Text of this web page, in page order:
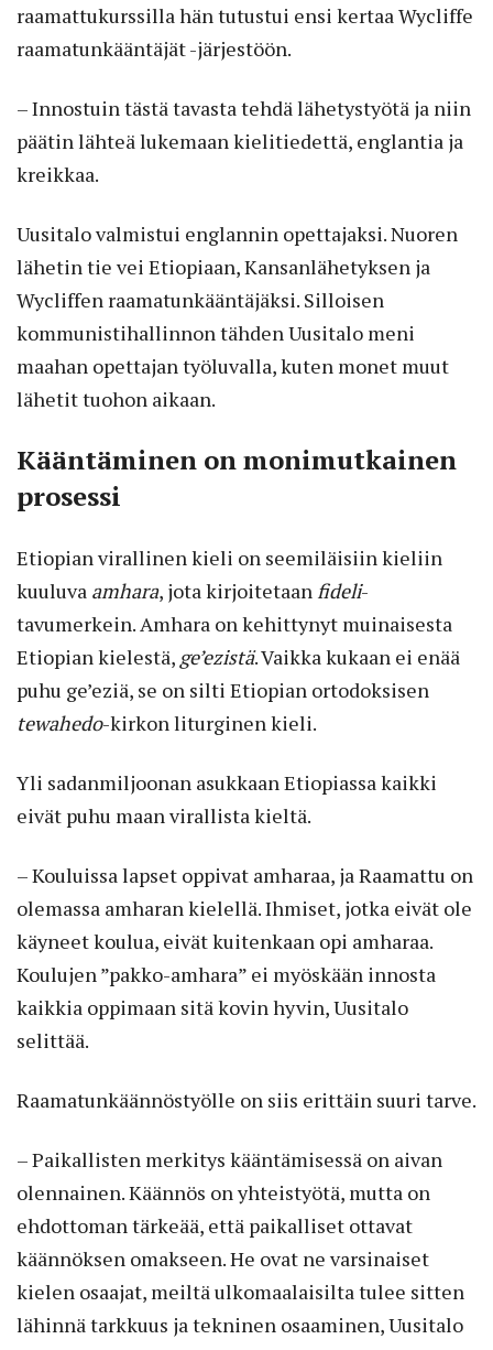
raamattukurssilla hän tutustui ensi kertaa Wycliffe
raamatunkääntäjät -järjestöön.
– Innostuin tästä tavasta tehdä lähetystyötä ja niin
päätin lähteä lukemaan kielitiedettä, englantia ja
kreikkaa.
Uusitalo valmistui englannin opettajaksi. Nuoren
lähetin tie vei Etiopiaan, Kansanlähetyksen ja
Wycliffen raamatunkääntäjäksi. Silloisen
kommunistihallinnon tähden Uusitalo meni
maahan opettajan työluvalla, kuten monet muut
lähetit tuohon aikaan.
Kääntäminen on monimutkainen
prosessi
Etiopian virallinen kieli on seemiläisiin kieliin
kuuluva amhara, jota kirjoitetaan fideli-
tavumerkein. Amhara on kehittynyt muinaisesta
Etiopian kielestä, ge’ezistä. Vaikka kukaan ei enää
puhu ge’eziä, se on silti Etiopian ortodoksisen
tewahedo-kirkon liturginen kieli.
Yli sadanmiljoonan asukkaan Etiopiassa kaikki
eivät puhu maan virallista kieltä.
– Kouluissa lapset oppivat amharaa, ja Raamattu on
olemassa amharan kielellä. Ihmiset, jotka eivät ole
käyneet koulua, eivät kuitenkaan opi amharaa.
Koulujen ”pakko-amhara” ei myöskään innosta
kaikkia oppimaan sitä kovin hyvin, Uusitalo
selittää.
Raamatunkäännöstyölle on siis erittäin suuri tarve.
– Paikallisten merkitys kääntämisessä on aivan
olennainen. Käännös on yhteistyötä, mutta on
ehdottoman tärkeää, että paikalliset ottavat
käännöksen omakseen. He ovat ne varsinaiset
kielen osaajat, meiltä ulkomaalaisilta tulee sitten
lähinnä tarkkuus ja tekninen osaaminen, Uusitalo